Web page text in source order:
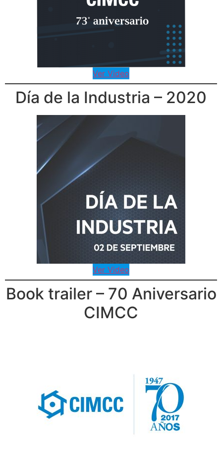
Ver Video
Día de la Industria – 2020
Ver Video
Book trailer – 70 Aniversario
CIMCC